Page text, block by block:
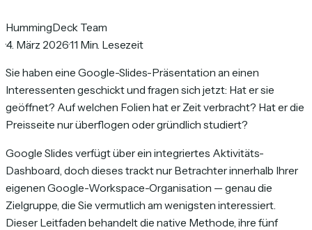
HummingDeck Team
·4. März 2026·11 Min. Lesezeit
Sie haben eine Google-Slides-Präsentation an einen
Interessenten geschickt und fragen sich jetzt: Hat er sie
geöffnet? Auf welchen Folien hat er Zeit verbracht? Hat er die
Preisseite nur überflogen oder gründlich studiert?
Google Slides verfügt über ein integriertes Aktivitäts-
Dashboard, doch dieses trackt nur Betrachter innerhalb Ihrer
eigenen Google-Workspace-Organisation — genau die
Zielgruppe, die Sie vermutlich am wenigsten interessiert.
Dieser Leitfaden behandelt die native Methode, ihre fünf